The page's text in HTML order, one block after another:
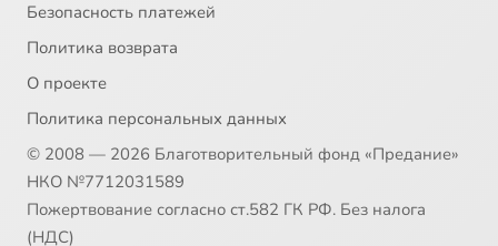
Безопасность платежей
Политика возврата
О проекте
Политика персональных данных
© 2008 — 2026 Благотворительный фонд «Предание»
НКО №7712031589
Пожертвование согласно ст.582 ГК РФ. Без налога
(НДС)